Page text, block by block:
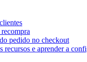
pedido no checkout
recursos e aprender a